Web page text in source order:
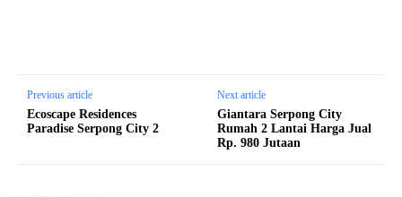
Previous article
Ecoscape Residences
Paradise Serpong City 2
Next article
Giantara Serpong City
Rumah 2 Lantai Harga Jual
Rp. 980 Jutaan